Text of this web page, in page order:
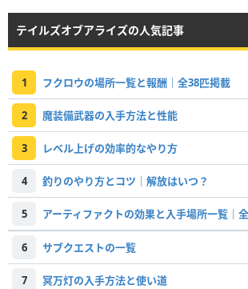
テイルズオブアライズの人気記事
1 フクロウの場所一覧と報酬｜全38匹掲載
2 魔装備武器の入手方法と性能
3 レベル上げの効率的なやり方
4 釣りのやり方とコツ｜解放はいつ？
5 アーティファクトの効果と入手場所一覧｜
6 サブクエストの一覧
7 冥万灯の入手方法と使い道